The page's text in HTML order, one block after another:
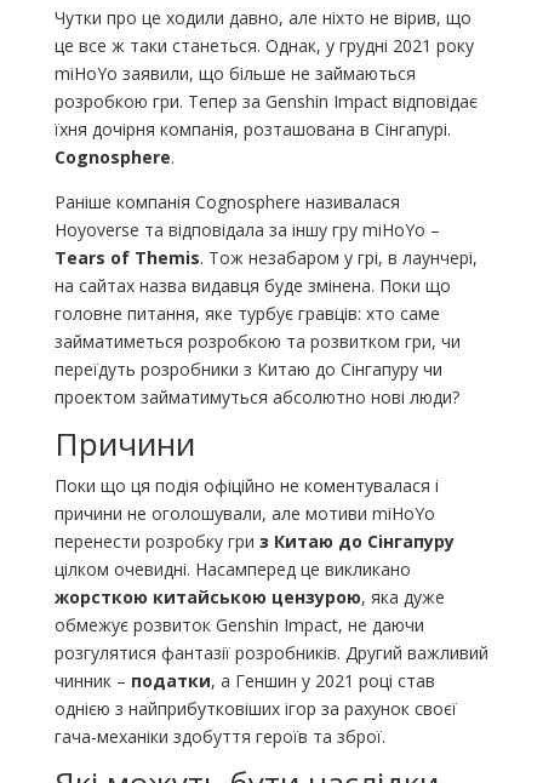
Чутки про це ходили давно, але ніхто не вірив, що
це все ж таки станеться. Однак, у грудні 2021 року
miHoYo заявили, що більше не займаються
розробкою гри. Тепер за Genshin Impact відповідає
їхня дочірня компанія, розташована в Сінгапурі.
Cognosphere.
Раніше компанія Cognosphere називалася
Hoyoverse та відповідала за іншу гру miHoYo –
Tears of Themis. Тож незабаром у грі, в лаунчері,
на сайтах назва видавця буде змінена. Поки що
головне питання, яке турбує гравців: хто саме
займатиметься розробкою та розвитком гри, чи
переїдуть розробники з Китаю до Сінгапуру чи
проектом займатимуться абсолютно нові люди?
Причини
Поки що ця подія офіційно не коментувалася і
причини не оголошували, але мотиви miHoYo
перенести розробку гри з Китаю до Сінгапуру
цілком очевидні. Насамперед це викликано
жорсткою китайською цензурою, яка дуже
обмежує розвиток Genshin Impact, не даючи
розгулятися фантазії розробників. Другий важливий
чинник – податки, а Геншин у 2021 році став
однією з найприбутковіших ігор за рахунок своєї
гача-механіки здобуття героїв та зброї.